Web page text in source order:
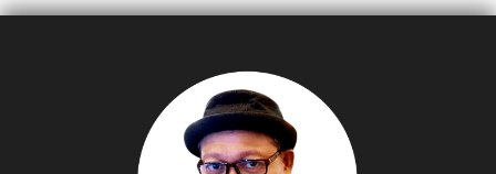
และเครือข่ายการทำงาน
รักษา BSI และ MSI ที่คัดสรร